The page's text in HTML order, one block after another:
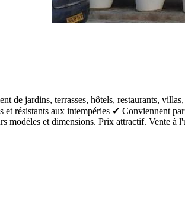
de jardins, terrasses, hôtels, restaurants,
résistants aux intempéries ✔ Conviennent
modèles et dimensions. Prix attractif. Vente